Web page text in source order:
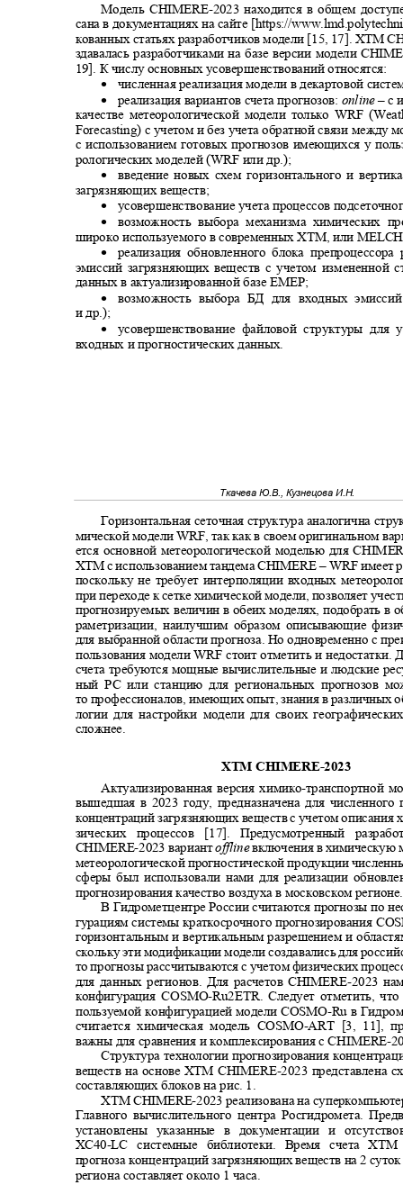
Модель CHIMERE-2023 находится в общем
сана в документациях на сайте [https://
кованных статьях разработчиков модели [15, 17]. XTM
здавалась разработчиками на базе версии модели
19]. К числу основных усовершенствований относятся:
• численная реализация модели в декартовой
• реализация вариантов счета прогнозов: online‒ с
качестве метеорологической модели толькоWRF
Foreсasting) с учетом и без учета обратной связи между
с использованием готовых прогнозов имеющихся у
рологических моделей (WRF или др.);
• введение новых схем горизонтального и
загрязняющих веществ;
• усовершенствование учета процессов
• возможность выбора механизма химических
широко используемого в современныхXTM, или
• реализация обновленного блока
эмиссий загрязняющих веществ c учетом измененной
данных в актуализированной базеEMEP;
• возможность выбора БД для входных
и др.);
• усовершенствование файловой структуры для
входных и прогностических данных.
Ткачева Ю.В., Кузнецова И.Н.
Горизонтальная сеточная структура аналогична
мической моделиWRF, так как в своем оригинальном
ется основной метеорологической моделью для
XTM cиспользованием тандемаCHIMERE‒WRFимеет
поскольку не требует интерполяции входных
при переходе к сетке химической модели, позволяет
прогнозируемых величин в обеих моделях, подобрать в
раметризации, наилучшим образом описывающие
для выбранной области прогноза. Но одновременно с
пользования моделиWRFстоит отметить и недостатки.
счета требуются мощные вычислительные и людские
ный РС или станцию для региональных прогнозов
то профессионалов, имеющих опыт, знания в различных
логии для настройки модели для своих
сложнее.
ХТМ CHIMERE-2023
Актуализированная версия химико-транспортной
вышедшая в 2023 году, предназначена для
концентраций загрязняющих веществ с учетом
зических процессов [17]. Предусмотренный
CHIMERE-2023 вариантofflineвключения в химическую
метеорологической прогностической продукции
сферы был использовали нами для реализации
прогнозирования качество воздуха в московском
В Гидрометцентре России считаются прогнозы по
гурациям системы краткосрочного прогнозирования
горизонтальным и вертикальным разрешением и
скольку эти модификации модели создавались для
то прогнозы рассчитываются с учетом физических
для данных регионов. Для расчетовCHIMERE-2023
конфигурацияCOSMO-Ru2ETR. Следует отметить,
пользуемой конфигурацией модели COSMO-Ru в
считается химическая модель COSMO-ART
[3, 11],
важны для сравнения и комплексирования сCHIMERE-
Структура технологии прогнозирования
веществ на основе ХТМ CHIMERE-2023 представлена
составляющих блоков на рис. 1.
ХТМCHIMERE-2023 реализована на
Главного вычислительного центра Росгидромета.
установлены указанные в документации и
XC40-LCсистемные библиотеки. Время счета
прогноза концентраций загрязняющих веществ на 2
региона составляет около 1 часа.